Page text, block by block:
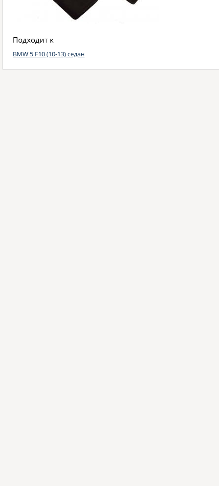
Подходит к
BMW 5 F10 (10-13) седан